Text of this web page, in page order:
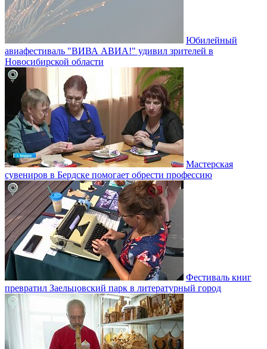
Юбилейный
авиафестиваль "ВИВА АВИА!" удивил зрителей в
Новосибирской области
Мастерская
сувениров в Бердске помогает обрести профессию
Фестиваль книг
превратил Заельцовский парк в литературный город